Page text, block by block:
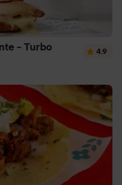
- Turbo 4.9